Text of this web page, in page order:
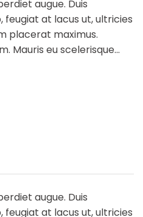
augue. Duis
feugiat at lacus ut, ultricies
placerat maximus.
Mauris eu scelerisque...
augue. Duis
feugiat at lacus ut, ultricies